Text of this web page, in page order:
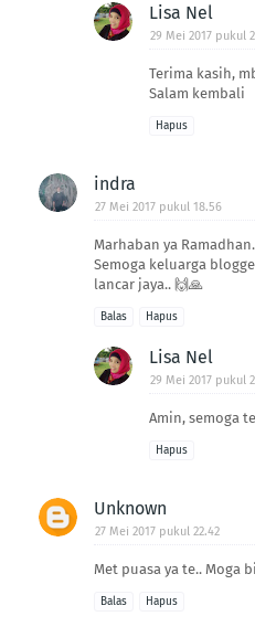
Lisa Nel
29 Mei 2017 pukul
Terima kasih,
Salam kembali
Hapus
indra
27 Mei 2017 pukul 18.56
Marhaban ya
Semoga keluarga
lancar jaya.. 🙌🙏
Balas Hapus
Lisa Nel
29 Mei 2017 pukul
Amin, semoga
Hapus
Unknown
27 Mei 2017 pukul 22.42
Met puasa ya te.. Moga
Balas Hapus